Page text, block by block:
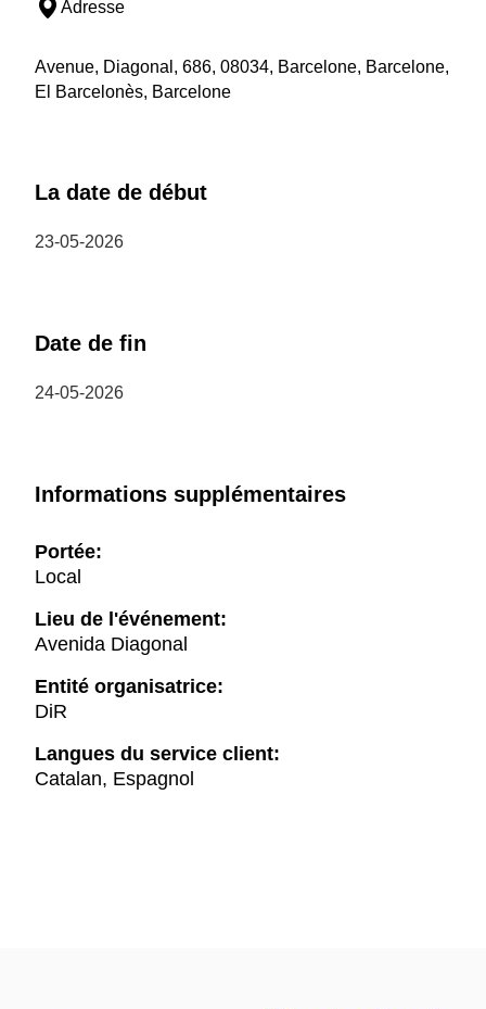
Adresse
Avenue, Diagonal, 686, 08034, Barcelone, Barcelone,
El Barcelonès, Barcelone
La date de début
23-05-2026
Date de fin
24-05-2026
Informations supplémentaires
Portée:
Local
Lieu de l'événement:
Avenida Diagonal
Entité organisatrice:
DiR
Langues du service client:
Catalan, Espagnol